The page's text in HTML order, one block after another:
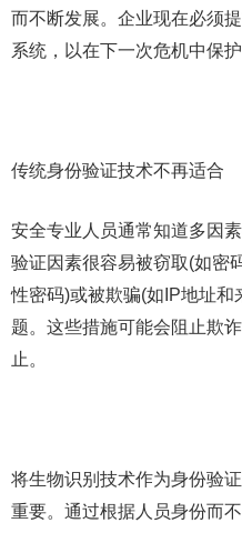
而不断发展。企业现在必须
系统，以在下一次危机中保护
传统身份验证技术不再适合
安全专业人员通常知道多因
验证因素很容易被窃取(如密
性密码)或被欺骗(如IP地址和
题。这些措施可能会阻止欺
止。
将生物识别技术作为身份验
重要。通过根据人员身份而